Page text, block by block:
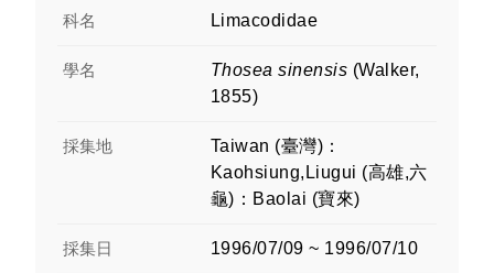
科名 Limacodidae
學名 Thosea sinensis (Walker,
1855)
採集地
Taiwan (臺灣)：
Kaohsiung,Liugui (高雄,六
龜)：Baolai (寶來)
採集日 1996/07/09 ~ 1996/07/10